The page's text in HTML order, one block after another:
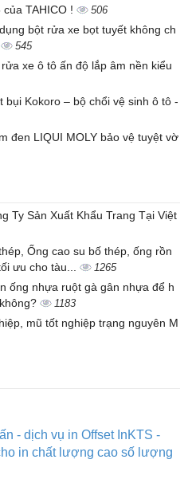
TAHICO ! 506
bột rửa xe bọt tuyết không ch
545
xe ô tô ấn độ lắp âm nền kiểu
bụi Kokoro – bộ chổi vệ sinh ô tô -
đen LIQUI MOLY bảo vệ tuyệt vờ
Ty Sản Xuất Khẩu Trang Tại Việt
Ống cao su bố thép, ống rồn
ưu cho tàu...
1265
ống nhựa ruột gà gân nhựa để h
1183
mũ tốt nghiệp trạng nguyên M
- dịch vụ in Offset InKTS -
in chất lượng cao số lượng